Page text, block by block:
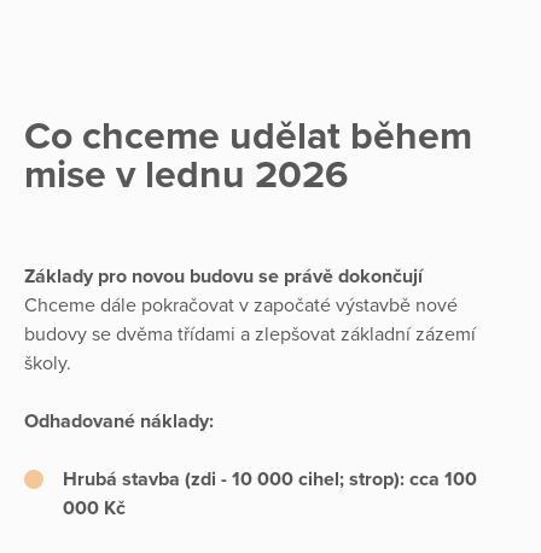
Co chceme udělat během
mise v lednu 2026
Základy pro novou budovu se právě dokončují
Chceme dále pokračovat v započaté výstavbě nové
budovy se dvěma třídami a zlepšovat základní zázemí
školy.
Odhadované náklady:
Hrubá stavba (zdi - 10 000 cihel; strop): cca 100
000 Kč